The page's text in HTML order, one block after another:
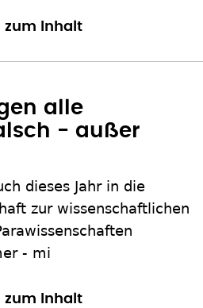
zum Inhalt
alle
- außer
dieses Jahr in die
zur wissenschaftlichen
- mi
zum Inhalt